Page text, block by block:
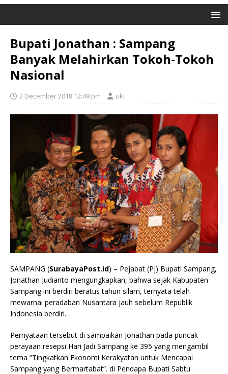
Bupati Jonathan : Sampang
Banyak Melahirkan Tokoh-Tokoh
Nasional
2 December 2018 12:49 pm uki
SAMPANG (SurabayaPost.id) – Pejabat (Pj) Bupati Sampang,
Jonathan Judianto mengungkapkan, bahwa sejak Kabupaten
Sampang ini berdiri beratus tahun silam, ternyata telah
mewarnai peradaban Nusantara jauh sebelum Republik
Indonesia berdiri.
Pernyataan tersebut di sampaikan Jonathan pada puncak
perayaan resepsi Hari Jadi Sampang ke 395 yang mengambil
tema “Tingkatkan Ekonomi Kerakyatan untuk Mencapai
Sampang yang Bermartabat”. di Pendapa Bupati Sabtu